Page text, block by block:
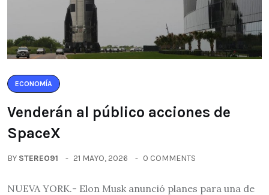
ECONOMÍA
Venderán al público acciones de
SpaceX
BY STEREO91 21 MAYO, 2026 0 COMMENTS
NUEVA YORK.- Elon Musk anunció planes para una de